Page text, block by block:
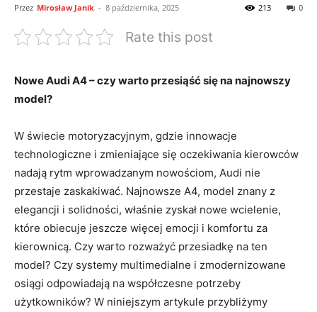
Przez Mirosław Janik - 8 października, 2025 0
213
Rate this post
Nowe Audi A4 – czy warto przesiąść się na najnowszy
model?
W świecie motoryzacyjnym, gdzie innowacje
technologiczne i zmieniające się oczekiwania kierowców
nadają rytm wprowadzanym nowościom, Audi nie
przestaje zaskakiwać. Najnowsze A4, model znany z
elegancji i solidności, właśnie zyskał nowe wcielenie,
które obiecuje jeszcze więcej emocji i komfortu za
kierownicą. Czy warto rozważyć przesiadkę na ten
model? Czy systemy multimedialne i zmodernizowane
osiągi odpowiadają na współczesne potrzeby
użytkowników? W niniejszym artykule przybliżymy